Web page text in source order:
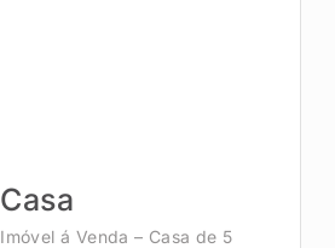
Casa
Imóvel á Venda – Casa de 5